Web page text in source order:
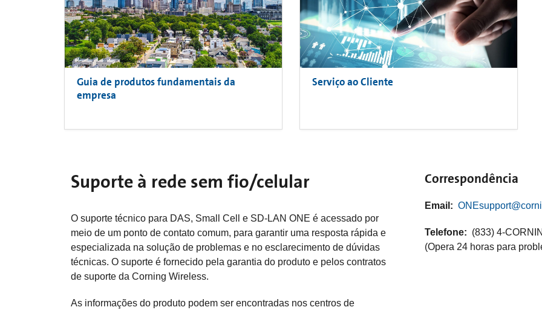
Guia de produtos fundamentais da
empresa
Serviço ao Cliente
Suporte à rede sem fio/celular
O suporte técnico para DAS, Small Cell e SD-LAN ONE é acessado por
meio de um ponto de contato comum, para garantir uma resposta rápida e
especializada na solução de problemas e no esclarecimento de dúvidas
técnicas. O suporte é fornecido pela garantia do produto e pelos contratos
de suporte da Corning Wireless.
As informações do produto podem ser encontradas nos centros de
Correspondência
Email:
Telefone: (833) 4-
(Opera 24 horas para